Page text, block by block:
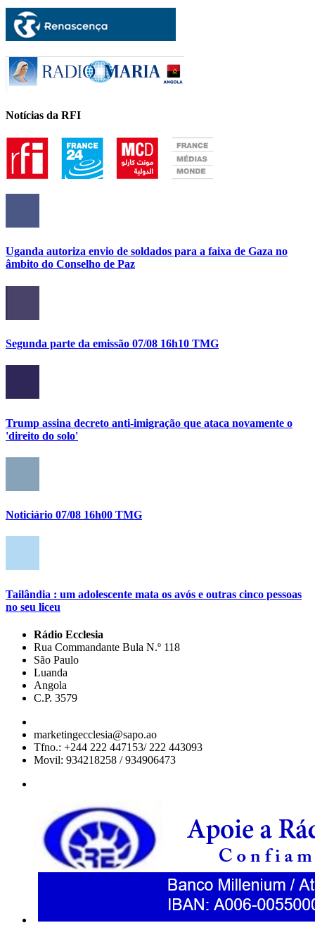
Notícias da RFI
Uganda autoriza envio de soldados para a faixa de Gaza no
âmbito do Conselho de Paz
Segunda parte da emissão 07/08 16h10 TMG
Trump assina decreto anti-imigração que ataca novamente o
'direito do solo'
Noticiário 07/08 16h00 TMG
Tailândia : um adolescente mata os avós e outras cinco pessoas
no seu liceu
Rádio Ecclesia
Rua Commandante Bula N.º 118
São Paulo
Luanda
Angola
C.P. 3579
marketingecclesia@sapo.ao
Tfno.: +244 222 447153/ 222 443093
Movil: 934218258 / 934906473